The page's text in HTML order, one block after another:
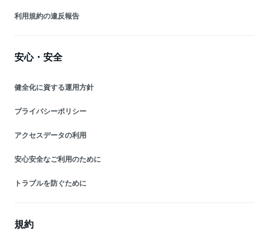
利用規約の違反報告
安心・安全
健全化に資する運用方針
プライバシーポリシー
アクセスデータの利用
安心安全なご利用のために
トラブルを防ぐために
規約